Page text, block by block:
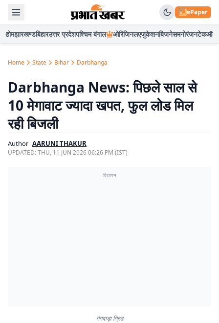
ePaper
होमझारखण्डबिहारउत्तर प्रदेशपश्चिम बंगाल ओरिजिनलएजुकेशनबिजनेसमनोरंजनटेकऑटो
Home State Bihar Darbhanga
Darbhanga News: पिछले साल से
10 मेगावाट ज्यादा खपत, फुल लोड मिल
रही बिजली
Author AARUNI THAKUR
UPDATED:THU, 11 JUN 2026 06:26 PM (IST)
विज्ञापन
गंगवाड़ा ग्रिड